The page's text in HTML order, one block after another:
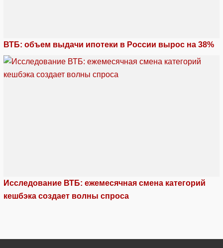
ВТБ: объем выдачи ипотеки в России вырос на 38%
Исследование ВТБ: ежемесячная смена категорий
кешбэка создает волны спроса